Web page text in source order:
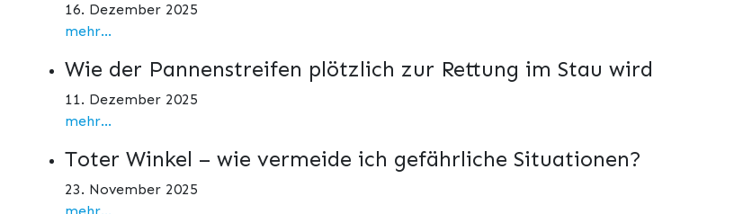
16. Dezember 2025
mehr...
Wie der Pannenstreifen plötzlich zur Rettung im Stau wird
11. Dezember 2025
mehr...
Toter Winkel – wie vermeide ich gefährliche Situationen?
23. November 2025